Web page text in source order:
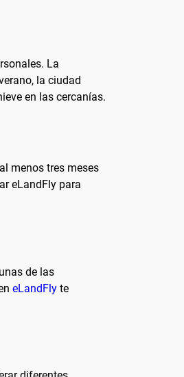
La
la ciudad
en las cercanías.
menos tres meses
eLandFly para
de las
eLandFly te